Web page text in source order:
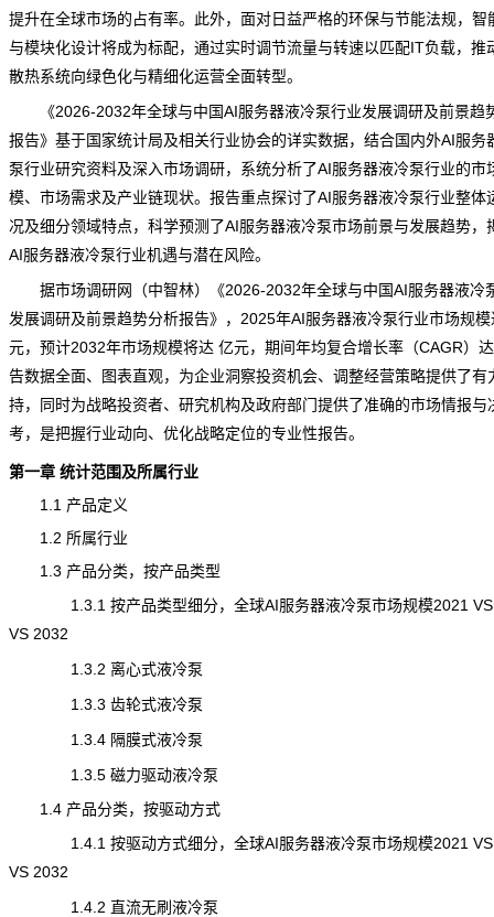
提升在全球市场的占有率。此外，面对日益严格的环保与节能法规，智
与模块化设计将成为标配，通过实时调节流量与转速以匹配IT负载，推
散热系统向绿色化与精细化运营全面转型。
《2026-2032年全球与中国AI服务器液冷泵行业发展调研及前景趋
报告》基于国家统计局及相关行业协会的详实数据，结合国内外AI服务
泵行业研究资料及深入市场调研，系统分析了AI服务器液冷泵行业的市
模、市场需求及产业链现状。报告重点探讨了AI服务器液冷泵行业整体
况及细分领域特点，科学预测 了AI服务器液冷泵市场前景与发展趋势，
AI服务器液冷泵行业机遇与潜在风险。
据市场调研网（中智林）《2026-2032年全球与中国AI服务器液冷
发展调研及前景趋势分析报告》，2025年AI服务器液冷泵行业市场规模
元，预计2032年市场规模将达 亿元，期间年均复合增长率（CAGR）
告数据全面、图表直观，为企业洞察投资机会、调整经营策略提供了有
持，同时为战略投资者、研究机构及政府部门提供了准确的市场情报与
考，是把握行业动向、优化战略定位的专业性报告。
第一章 统计范围及所属行业
1.1 产品定义
1.2 所属行业
1.3 产品分类，按产品类型
1.3.1 按产品类型细分，全球AI服务器液冷泵市场规模2021 VS
VS 2032
1.3.2 离心式液冷泵
1.3.3 齿轮式液冷泵
1.3.4 隔膜式液冷泵
1.3.5 磁力驱动液冷泵
1.4 产品分类，按驱动方式
1.4.1 按驱动方式细分，全球AI服务器液冷泵市场规模2021 VS
VS 2032
1.4.2 直流无刷液冷泵